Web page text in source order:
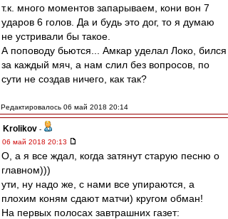
т.к. много моментов запарываем, кони вон 7
ударов 6 голов. Да и будь это дог, то я думаю
не устривали бы такое.
А поповоду бьются... Амкар уделал Локо, бился
за каждый мяч, а нам слил без вопросов, по
сути не создав ничего, как так?
Редактировалось 06 май 2018 20:14
Krolikov -
06 май 2018 20:13
О, а я все ждал, когда затянут старую песню о
главном)))
ути, ну надо же, с нами все упираются, а
плохим коням сдают матчи) кругом обман!
На первых полосах завтрашних газет: